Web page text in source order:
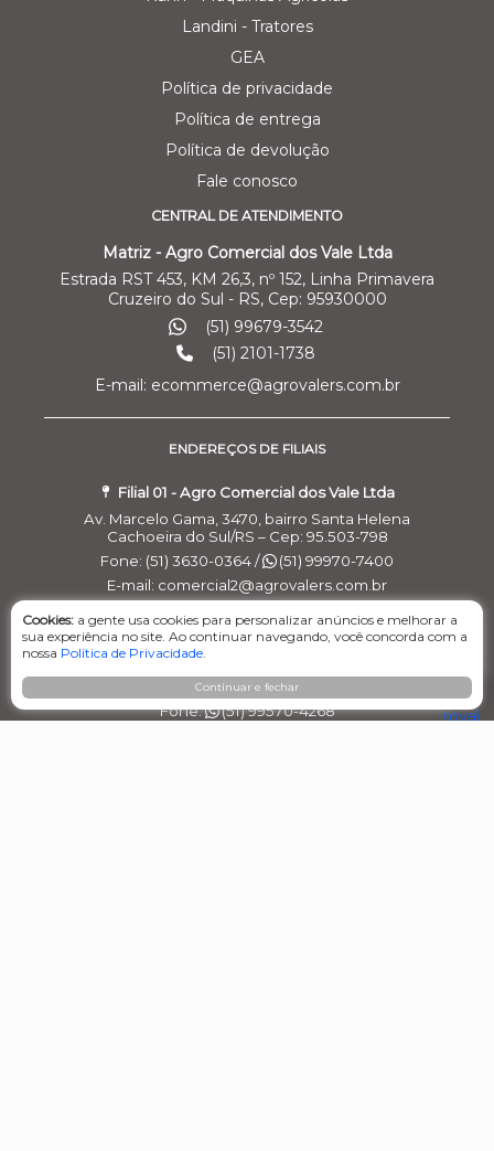
Landini - Tratores
GEA
Política de privacidade
Política de entrega
Política de devolução
Fale conosco
CENTRAL DE ATENDIMENTO
Matriz - Agro Comercial dos Vale Ltda
Estrada RST 453, KM 26,3, nº 152, Linha Primavera
Cruzeiro do Sul - RS, Cep: 95930000
(51) 99679-3542
(51) 2101-1738
E-mail: ecommerce@agrovalers.com.br
ENDEREÇOS DE FILIAIS
Filial 01 - Agro Comercial dos Vale Ltda
Av. Marcelo Gama, 3470, bairro Santa Helena
Cachoeira do Sul/RS – Cep: 95.503-798
Fone: (51) 3630-0364 /
(51) 99970-7400
E-mail: comercial2@agrovalers.com.br
Filial 02 - Pecuária Leiteira - GEA
Nova Prata/RS, Cep: 95.320-000
Fone:
(51) 99570-4268
Cookies: a gente usa cookies para personalizar anúncios e melhorar a
sua experiência no site. Ao continuar navegando, você concorda com a
nossa Política de Privacidade.
Continuar e fechar